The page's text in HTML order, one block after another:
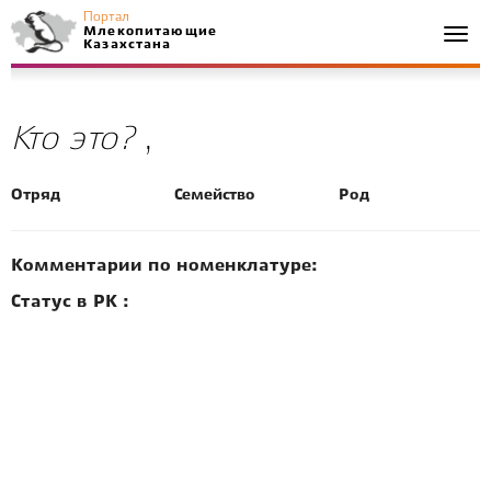
Портал
Млекопитающие
Казахстана
Кто это?,
Отряд Семейство Род
Комментарии по номенклатуре:
Статус в РК :